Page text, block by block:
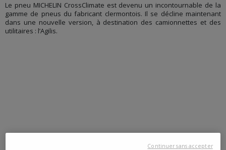
Le pneu MICHELIN CrossClimate est devenu un incontournable de la
gamme de pneus du fabricant clermontois. Il se décline maintenant
dans une nouvelle version, à destination des camionnettes et des
utilitaires : l’Agilis.
Continuer sans accepter